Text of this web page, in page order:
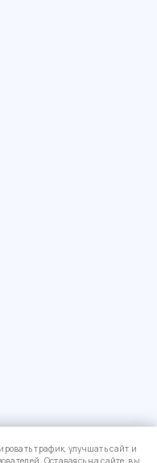
трафик, улучшать сайт и
Оставаясь на сайте, вы